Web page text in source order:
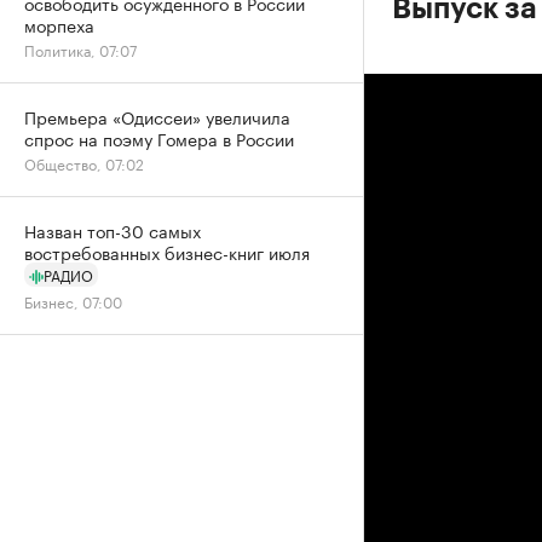
Выпуск
морпеха
Политика, 07:07
Премьера «Одиссеи» увеличила
спрос на поэму Гомера в России
Общество, 07:02
Назван топ-30 самых
востребованных бизнес-книг июля
РАДИО
Бизнес, 07:00